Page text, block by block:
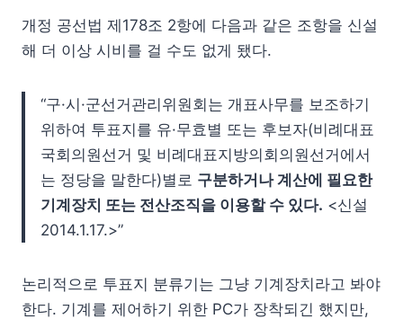
개정 공선법 제178조 2항에 다음과 같은 조항을 신설
해 더 이상 시비를 걸 수도 없게 됐다.
“구·시·군선거관리위원회는 개표사무를 보조하기
위하여 투표지를 유·무효별 또는 후보자(비례대표
국회의원선거 및 비례대표지방의회의원선거에서
는 정당을 말한다)별로 구분하거나 계산에 필요한
기계장치 또는 전산조직을 이용할 수 있다. <신설
2014.1.17.>”
논리적으로 투표지 분류기는 그냥 기계장치라고 봐야
한다. 기계를 제어하기 위한 PC가 장착되긴 했지만,